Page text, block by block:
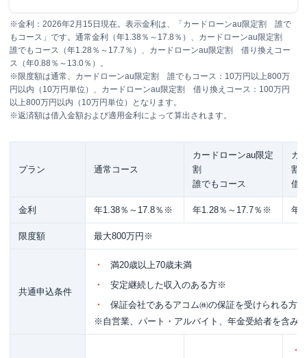
まとめ
auじぶん銀行カードローンの電話確認実施内容
auじぶん銀行の口座が無くても申込できますか？
土日祝日でも審査は可能ですか？
ローンカードが届くまで、どのくらいかかりますか？
ローンカードはどのように届きますか？
その他auじぶん銀行の商品
※金利：2026年2月15日現在。表示金利は、「カードローンau限定割 誰で
もコース」です。通常金利（年1.38％～17.8％）、カードローンau限定割
誰でもコース（年1.28％～17.7％）、カードローンau限定割 借り換えコー
ス（年0.88％～13.0％）。
※限度額は通常、カードローンau限定割 誰でもコース：10万円以上800万
円以内（10万円単位）、カードローンau限定割 借り換えコース：100万円
以上800万円以内（10万円単位）となります。
※返済額は借入金額および適用金利によって算出されます。
プラン 通常コース
カードローンau限定
割
誰でもコース
カ
割
借
金利 年1.38％～17.8％※ 年1.28％～17.7％※ 年
限度額 最大800万円 ※
共通申込条件
満20歳以上70歳未満
安定継続した収入のある方※
保証会社であるアコム㈱の保証を受けられる方
※自営業、パート・アルバイト、年金受給者を含み